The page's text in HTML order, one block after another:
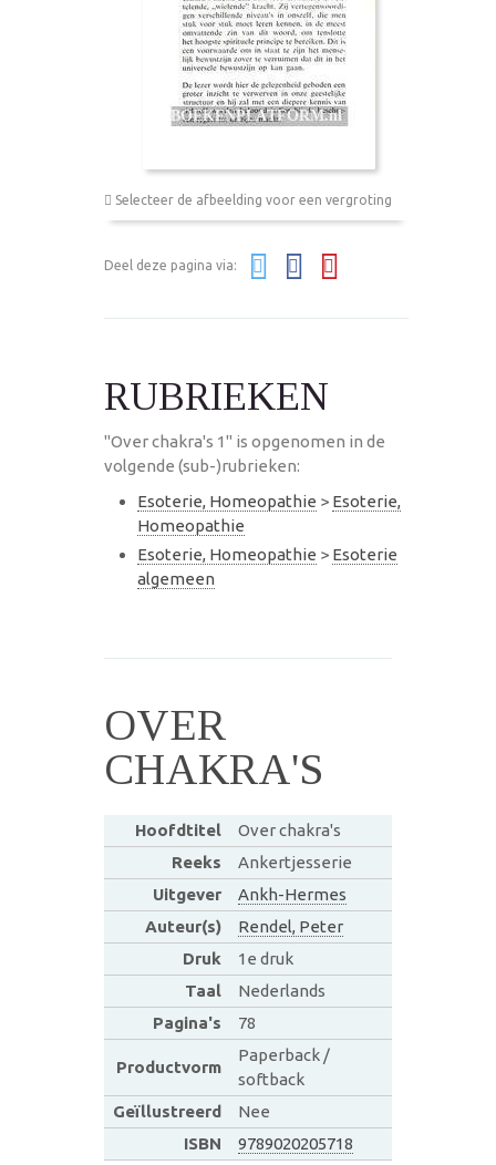
Selecteer de afbeelding voor een vergroting
Deel deze pagina via:
RUBRIEKEN
"Over chakra's 1" is opgenomen in de
volgende (sub-)rubrieken:
Esoterie, Homeopathie > Esoterie,
Homeopathie
Esoterie, Homeopathie > Esoterie
algemeen
OVER
CHAKRA'S
Hoofdtitel
Over chakra's
Reeks
Ankertjesserie
Uitgever
Ankh-Hermes
Auteur(s)
Rendel, Peter
Druk
1e druk
Taal
Nederlands
Pagina's
78
Productvorm
Paperback /
softback
Geïllustreerd
Nee
ISBN
9789020205718